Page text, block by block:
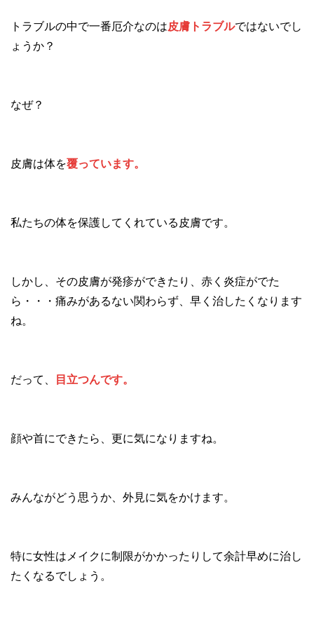
トラブルの中で一番厄介なのは皮膚トラブルではないでし
ょうか？
なぜ？
皮膚は体を覆っています。
私たちの体を保護してくれている皮膚です。
しかし、その皮膚が発疹ができたり、赤く炎症がでた
ら・・・痛みがあるない関わらず、早く治したくなります
ね。
だって、 目立つんです。
顔や首にできたら、更に気になりますね。
みんながどう思うか、外見に気をかけます。
特に女性はメイクに制限がかかったりして余計早めに治し
たくなるでしょう。